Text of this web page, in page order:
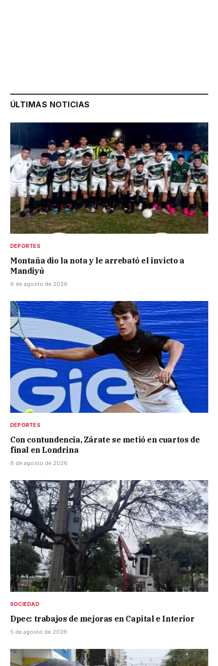
ÚLTIMAS NOTICIAS
DEPORTES
Montaña dio la nota y le arrebató el invicto a
Mandiyú
6 de agosto de 2026
DEPORTES
Con contundencia, Zárate se metió en cuartos de
final en Londrina
6 de agosto de 2026
SOCIEDAD
Dpec: trabajos de mejoras en Capital e Interior
5 de agosto de 2026